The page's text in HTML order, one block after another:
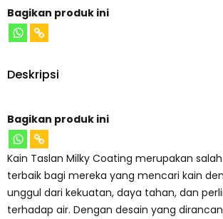
Bagikan produk ini
Deskripsi
Bagikan produk ini
Kain Taslan Milky Coating merupakan
terbaik bagi mereka yang mencari kain
unggul dari kekuatan, daya tahan, dan
terhadap air. Dengan desain yang